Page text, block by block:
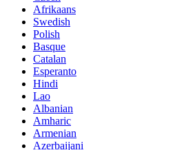
Afrikaans
Swedish
Polish
Basque
Catalan
Esperanto
Hindi
Lao
Albanian
Amharic
Armenian
Azerbaijani